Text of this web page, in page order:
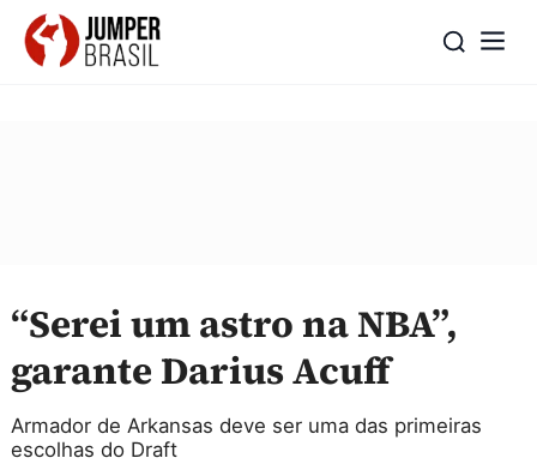
“Serei um astro na NBA”,
garante Darius Acuff
Armador de Arkansas deve ser uma das primeiras
escolhas do Draft